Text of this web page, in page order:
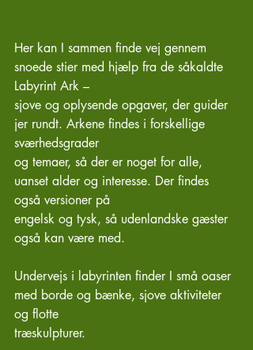
Her kan I sammen finde vej gennem
snoede stier med hjælp fra de såkaldte
Labyrint Ark –
sjove og oplysende opgaver, der guider
jer rundt. Arkene findes i forskellige
sværhedsgrader
og temaer, så der er noget for alle,
uanset alder og interesse. Der findes
også versioner på
engelsk og tysk, så udenlandske gæster
også kan være med.
Undervejs i labyrinten finder I små oaser
med borde og bænke, sjove aktiviteter
og flotte
træskulpturer.